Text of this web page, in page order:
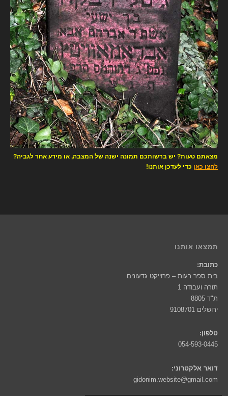
מצאתם טעות? יש ברשותכם תמונה ישנה של המצבה, או מידע אחר לגביה?
לחצו כאן כדי לעדכן אותנו!
תמצאו אותנו
כתובת:
בית ספר רעות – פרוייקט גדעונים
תורה ועבודה 1
ת"ד 8805
ירושלים 9108701
טלפון:
054-593-0445
דואר אלקטרוני:
gidonim.website@gmail.com